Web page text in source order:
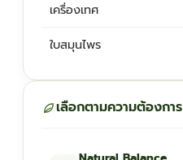
เครื่องเทศ
ใบสมุนไพร
เลือกตามความต้องการ